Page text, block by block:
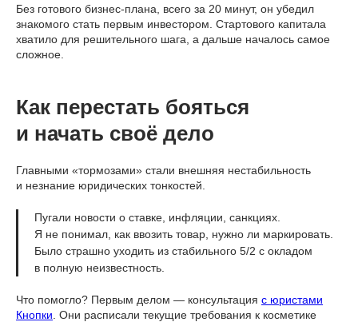
Без готового бизнес-плана, всего за 20 минут, он убедил
знакомого стать первым инвестором. Стартового капитала
хватило для решительного шага, а дальше началось самое
сложное.
Как перестать бояться
и начать своё дело
Главными «тормозами» стали внешняя нестабильность
и незнание юридических тонкостей.
Пугали новости о ставке, инфляции, санкциях.
Я не понимал, как ввозить товар, нужно ли маркировать.
Было страшно уходить из стабильного 5/2 с окладом
в полную неизвестность.
Что помогло? Первым делом — консультация с юристами
Кнопки . Они расписали текущие требования к косметике